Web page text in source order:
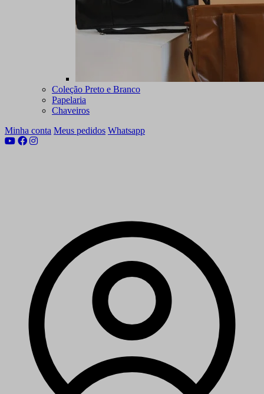
Coleção Preto e Branco
Papelaria
Chaveiros
Minha conta Meus pedidos Whatsapp